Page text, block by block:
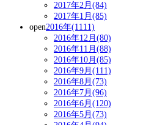
2017年2月(84)
2017年1月(85)
open2016年(1111)
2016年12月(80)
2016年11月(88)
2016年10月(85)
2016年9月(111)
2016年8月(73)
2016年7月(96)
2016年6月(120)
2016年5月(73)